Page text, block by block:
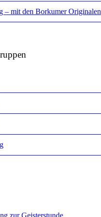
– mit den Borkumer Originalen
zur Geisterstunde